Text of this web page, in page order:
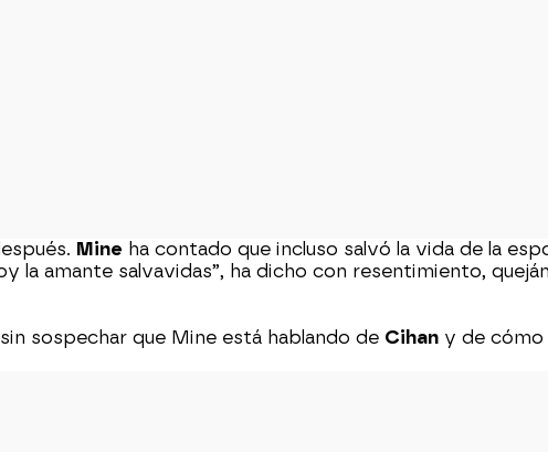
Mine ha contado que incluso salvó la vida de la
la amante salvavidas”, ha dicho con resentimiento,
sospechar que Mine está hablando de Cihan y de cómo